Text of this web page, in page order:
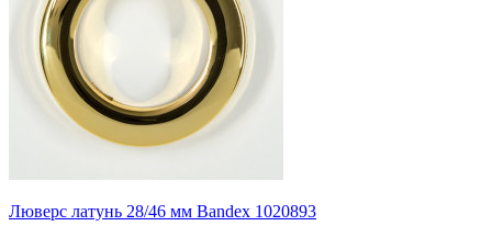
Люверс латунь 28/46 мм Bandex 1020893